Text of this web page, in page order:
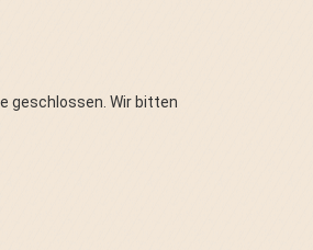
geschlossen. Wir bitten